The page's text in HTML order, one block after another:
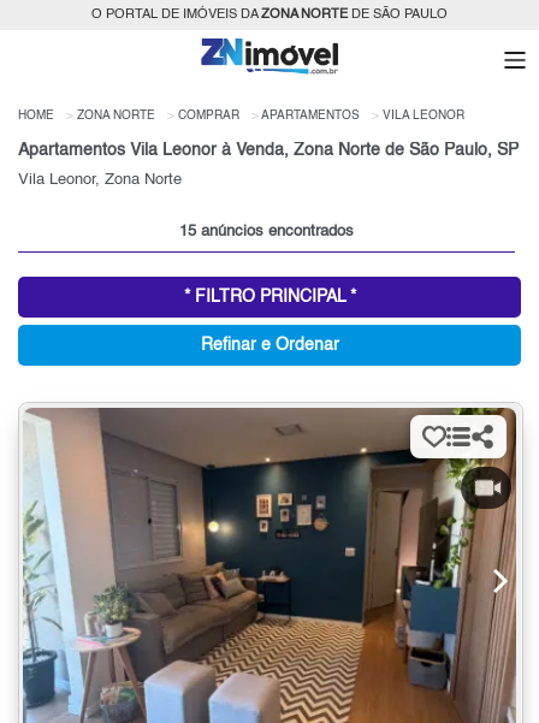
O PORTAL DE IMÓVEIS DAZONA NORTEDE SÃO PAULO
HOME ZONA NORTE COMPRAR APARTAMENTOS VILA LEONOR
Apartamentos Vila Leonor à Venda, Zona Norte de São Paulo, SP
Vila Leonor, Zona Norte
15 anúncios encontrados
* FILTRO PRINCIPAL *
Refinar e Ordenar